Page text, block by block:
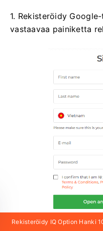
1. Rekisteröidy
vastaavaa painiketta
Rekisteröidy IQ Option Hanki